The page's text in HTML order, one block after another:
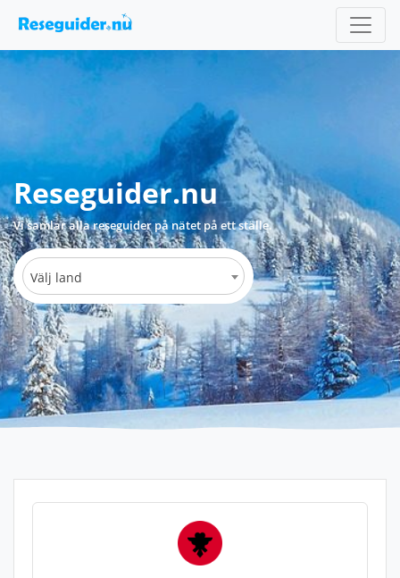
Reseguider.nu
Vi samlar alla reseguider på nätet på ett ställe.
Välj land